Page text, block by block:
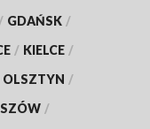
/ GDAŃSK /
/ KIELCE /
OLSZTYN /
/